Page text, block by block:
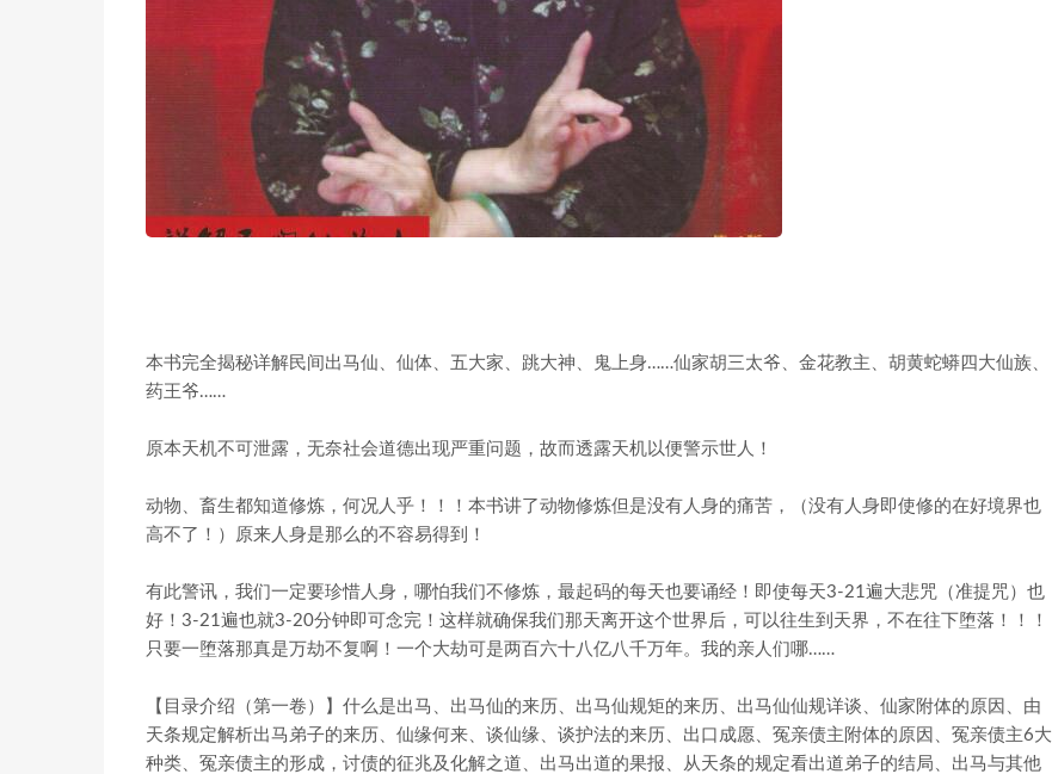
本书完全揭秘详解民间出马仙、仙体、五大家、跳大神、鬼上身……仙家胡三太爷、金花教主、胡黄蛇蟒四大仙族、
药王爷……
原本天机不可泄露，无奈社会道德出现严重问题，故而透露天机以便警示世人！
动物、畜生都知道修炼，何况人乎！！！本书讲了动物修炼但是没有人身的痛苦，（没有人身即使修的在好境界也
高不了！）原来人身是那么的不容易得到！
有此警讯，我们一定要珍惜人身，哪怕我们不修炼，最起码的每天也要诵经！即使每天3-21遍大悲咒（准提咒）也
好！3-21遍也就3-20分钟即可念完！这样就确保我们那天离开这个世界后，可以往生到天界，不在往下堕落！！！
只要一堕落那真是万劫不复啊！一个大劫可是两百六十八亿八千万年。我的亲人们哪……
【目录介绍（第一卷）】什么是出马、出马仙的来历、出马仙规矩的来历、出马仙仙规详谈、仙家附体的原因、由
天条规定解析出马弟子的来历、仙缘何来、谈仙缘、谈护法的来历、出口成愿、冤亲债主附体的原因、冤亲债主6大
种类、冤亲债主的形成，讨债的征兆及化解之道、出马出道的果报、从天条的规定看出道弟子的结局、出马与其他